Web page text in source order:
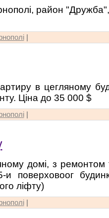
район
|
в цегляному
Ціна до 35 000 $
|
домі, з ремонтом
поверховоог
ліфту)
|